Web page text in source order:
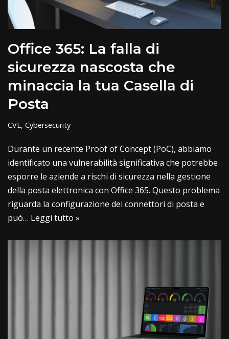
Office 365: La falla di
sicurezza nascosta che
minaccia la tua Casella di
Posta
CVE, Cybersecurity
Durante un recente Proof of Concept (PoC), abbiamo
identificato una vulnerabilità significativa che potrebbe
esporre le aziende a rischi di sicurezza nella gestione
della posta elettronica con Office 365. Questo problema
riguarda la configurazione dei connettori di posta e
può… Leggi tutto »